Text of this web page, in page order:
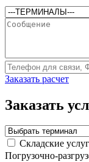
Заказать расчет
Заказать
Складские
Погрузочно-